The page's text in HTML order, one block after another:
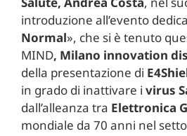
introduzione all’evento
Normal», che si è tenuto
MIND, Milano innovation
della presentazione di
in grado di inattivare i virus
dall’alleanza tra Elettronica
mondiale da 70 anni nel